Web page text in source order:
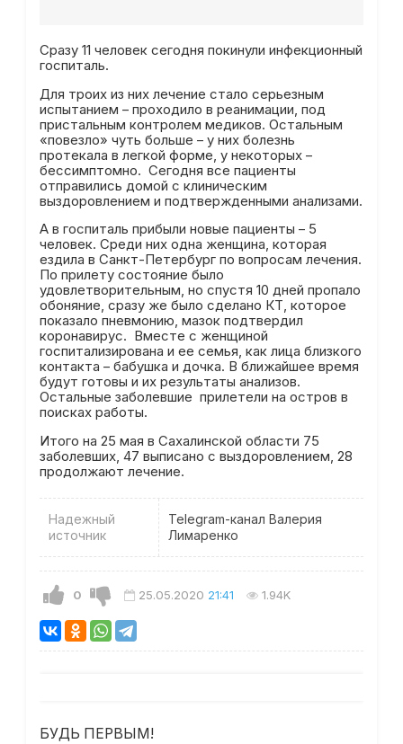
Сразу 11 человек сегодня покинули инфекционный
госпиталь.
Для троих из них лечение стало серьезным
испытанием – проходило в реанимации, под
пристальным контролем медиков. Остальным
«повезло» чуть больше – у них болезнь
протекала в легкой форме, у некоторых –
бессимптомно. Сегодня все пациенты
отправились домой с клиническим
выздоровлением и подтвержденными анализами.
А в госпиталь прибыли новые пациенты – 5
человек. Среди них одна женщина, которая
ездила в Санкт-Петербург по вопросам лечения.
По прилету состояние было
удовлетворительным, но спустя 10 дней пропало
обоняние, сразу же было сделано КТ, которое
показало пневмонию, мазок подтвердил
коронавирус. Вместе с женщиной
госпитализирована и ее семья, как лица близкого
контакта – бабушка и дочка. В ближайшее время
будут готовы и их результаты анализов.
Остальные заболевшие прилетели на остров в
поисках работы.
Итого на 25 мая в Сахалинской области 75
заболевших, 47 выписано с выздоровлением, 28
продолжают лечение.
Надежный
источник
Telegram-канал Валерия
Лимаренко
0 25.05.2020 21:41 1.94K
БУДЬ ПЕРВЫМ!